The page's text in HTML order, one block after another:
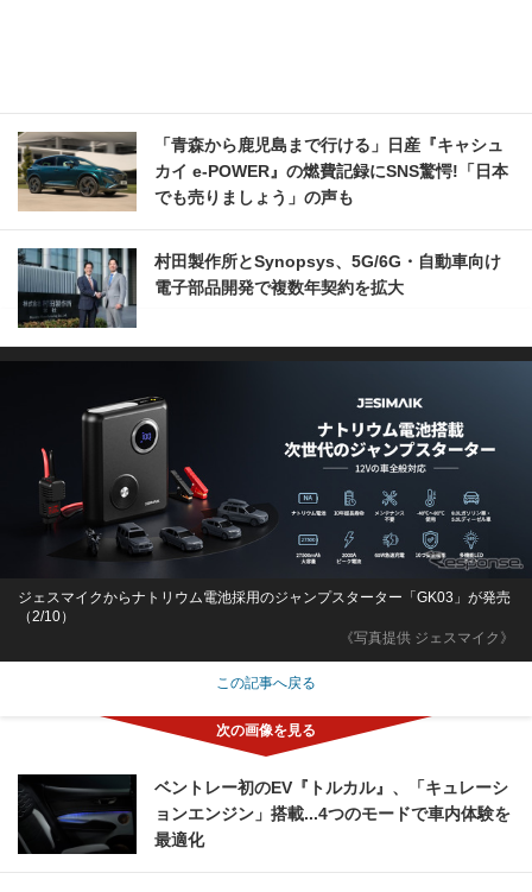
「青森から鹿児島まで行ける」日産『キャシュ
カイ e-POWER』の燃費記録にSNS驚愕!「日本
でも売りましょう」の声も
村田製作所とSynopsys、5G/6G・自動車向け
電子部品開発で複数年契約を拡大
《写真提供 ジェスマイク》
ジェスマイクからナトリウム電池採用のジャンプスターター「GK03」が発売
（2/10）
この記事へ戻る
ベントレー初のEV『トルカル』、「キュレーシ
ョンエンジン」搭載...4つのモードで車内体験を
最適化